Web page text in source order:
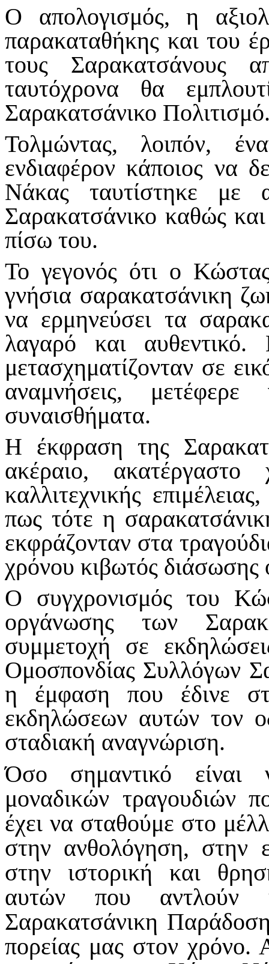
Ο απολογισμός, η
παρακαταθήκης και του
τους Σαρακατσάνους
ταυτόχρονα θα
Σαρακατσάνικο
Τολμώντας, λοιπόν,
ενδιαφέρον κάποιος να
Νάκας ταυτίστηκε με
Σαρακατσάνικο καθώς
πίσω του.
Το γεγονός ότι ο
γνήσια σαρακατσάνικη
να ερμηνεύσει τα
λαγαρό και
μετασχηματίζονταν σε
αναμνήσεις,
συναισθήματα.
Η έκφραση της
ακέραιο, ακατέργαστο
καλλιτεχνικής
πως τότε η
εκφράζονταν στα
χρόνου κιβωτός
Ο συγχρονισμός του
οργάνωσης των
συμμετοχή σε
Ομοσπονδίας Συλλόγων
η έμφαση που έδινε
εκδηλώσεων αυτών τον
σταδιακή αναγνώριση.
Όσο σημαντικό
μοναδικών τραγουδιών
έχει να σταθούμε στο
στην ανθολόγηση, στην
στην ιστορική και
αυτών που αντλούν
Σαρακατσάνικη
πορείας μας στον χρόνο.